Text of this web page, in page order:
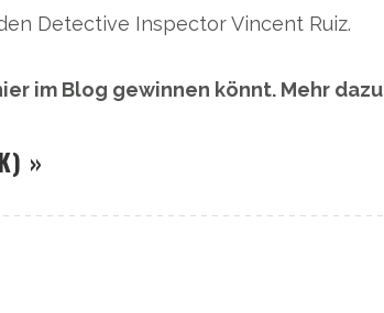
Detective Inspector Vincent Ruiz.
im Blog gewinnen könnt. Mehr dazu
»